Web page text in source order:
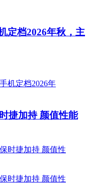
定档2026年秋，主
捷加持 颜值性能